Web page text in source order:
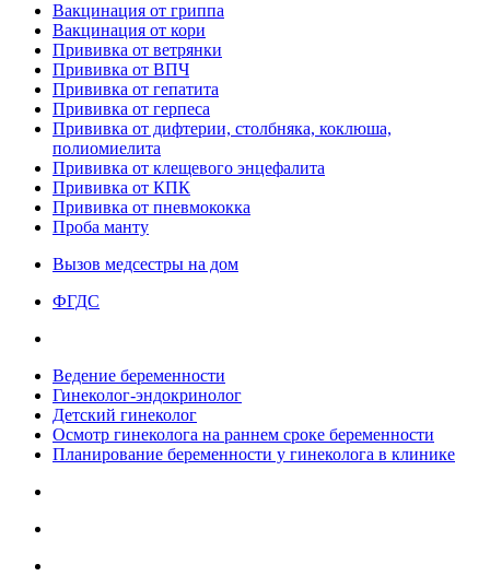
Вакцинация от гриппа
Вакцинация от кори
Прививка от ветрянки
Прививка от ВПЧ
Прививка от гепатита
Прививка от герпеса
Прививка от дифтерии, столбняка, коклюша,
полиомиелита
Прививка от клещевого энцефалита
Прививка от КПК
Прививка от пневмококка
Проба манту
Вызов медсестры на дом
ФГДС
Ведение беременности
Гинеколог-эндокринолог
Детский гинеколог
Осмотр гинеколога на раннем сроке беременности
Планирование беременности у гинеколога в клинике